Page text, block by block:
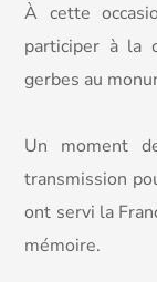
À cette
participer à la
gerbes au
Un moment
transmission
ont servi la
mémoire.